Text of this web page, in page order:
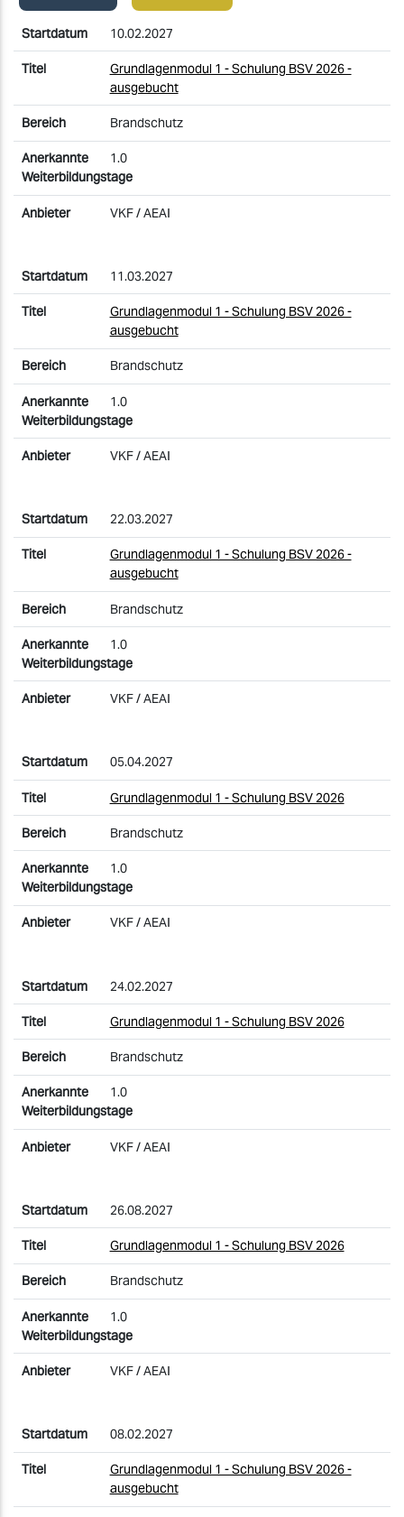
10.02.2027
Grundlagenmodul 1 - Schulung BSV 2026 -
ausgebucht
Brandschutz
1.0
VKF / AEAI
11.03.2027
Grundlagenmodul 1 - Schulung BSV 2026 -
ausgebucht
Brandschutz
1.0
VKF / AEAI
22.03.2027
Grundlagenmodul 1 - Schulung BSV 2026 -
ausgebucht
Brandschutz
1.0
VKF / AEAI
05.04.2027
Grundlagenmodul 1 - Schulung BSV 2026
Brandschutz
1.0
VKF / AEAI
24.02.2027
Grundlagenmodul 1 - Schulung BSV 2026
Brandschutz
1.0
VKF / AEAI
26.08.2027
Grundlagenmodul 1 - Schulung BSV 2026
Brandschutz
1.0
VKF / AEAI
08.02.2027
Grundlagenmodul 1 - Schulung BSV 2026 -
ausgebucht